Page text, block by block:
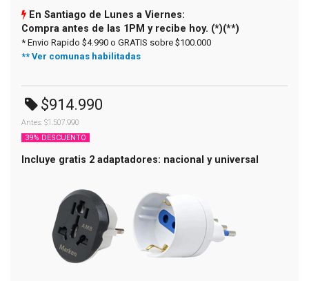
En Santiago de Lunes a Viernes:
Compra antes de las 1PM y recibe hoy. (*)(**)
* Envio Rapido $4.990 o GRATIS sobre $100.000
** Ver comunas habilitadas
$914.990
Antes: $1.507.990
39% DESCUENTO
Incluye gratis 2 adaptadores: nacional y universal